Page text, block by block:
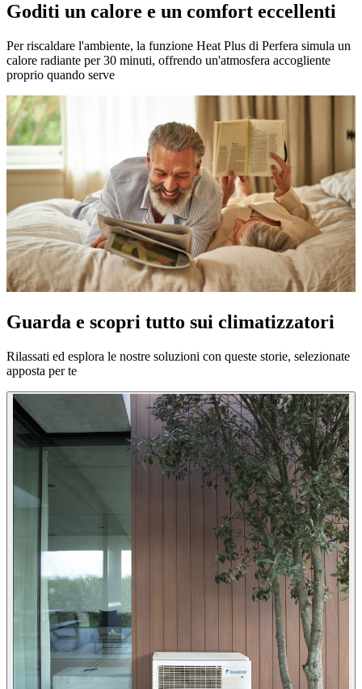
Goditi un calore e un comfort eccellenti
Per riscaldare l'ambiente, la funzione Heat Plus di Perfera simula un
calore radiante per 30 minuti, offrendo un'atmosfera accogliente
proprio quando serve
Guarda e scopri tutto sui climatizzatori
Rilassati ed esplora le nostre soluzioni con queste storie, selezionate
apposta per te